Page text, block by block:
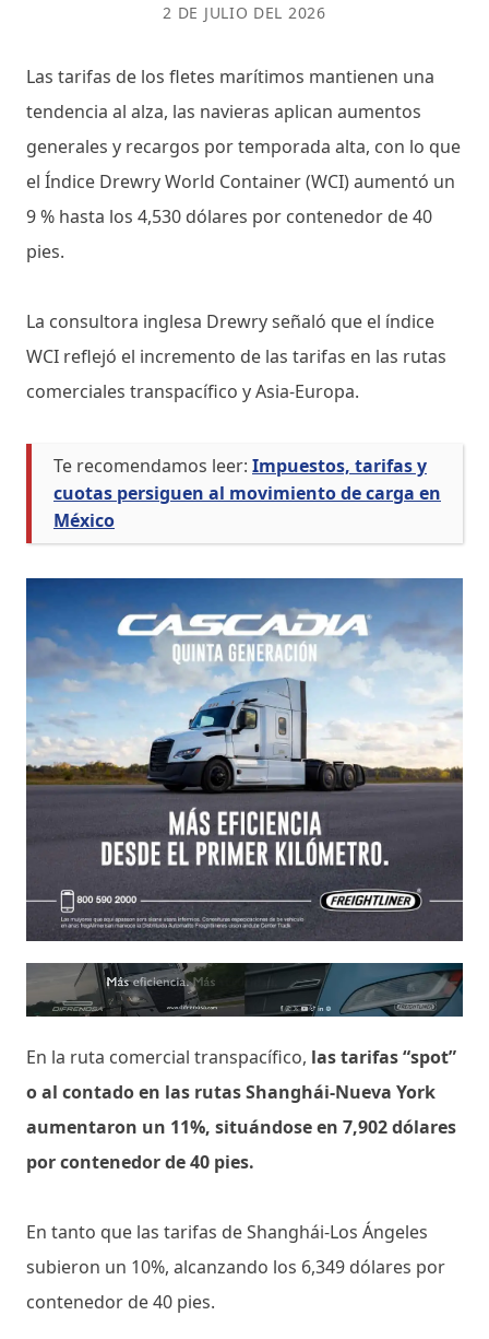
2 DE JULIO DEL 2026
Las tarifas de los fletes marítimos mantienen una
tendencia al alza, las navieras aplican aumentos
generales y recargos por temporada alta, con lo que
el Índice Drewry World Container (WCI) aumentó un
9 % hasta los 4,530 dólares por contenedor de 40
pies.
La consultora inglesa Drewry señaló que el índice
WCI reflejó el incremento de las tarifas en las rutas
comerciales transpacífico y Asia-Europa.
Te recomendamos leer: Impuestos, tarifas y
cuotas persiguen al movimiento de carga en
México
En la ruta comercial transpacífico, las tarifas “spot”
o al contado en las rutas Shanghái-Nueva York
aumentaron un 11%, situándose en 7,902 dólares
por contenedor de 40 pies.
En tanto que las tarifas de Shanghái-Los Ángeles
subieron un 10%, alcanzando los 6,349 dólares por
contenedor de 40 pies.